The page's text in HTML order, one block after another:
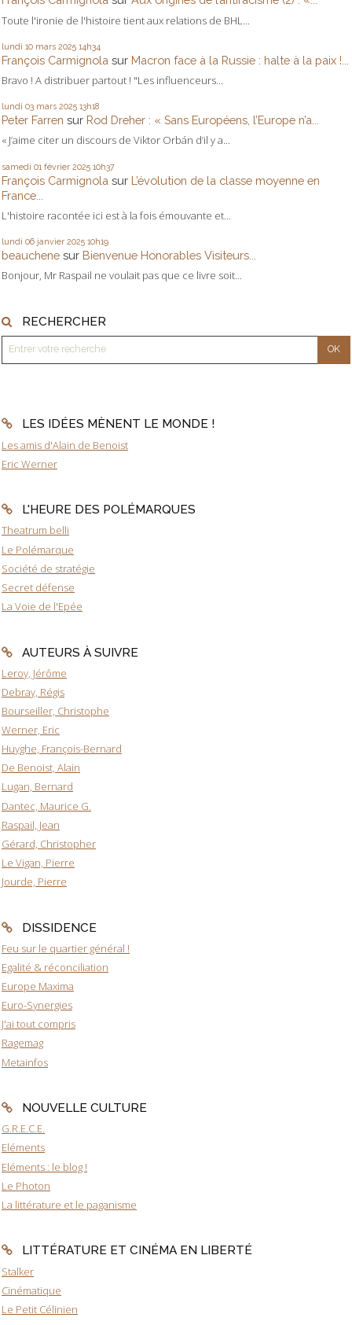
Toute l'ironie de l'histoire tient aux relations de BHL...
lundi 10 mars 2025 14h34
François Carmignola sur Macron face à la Russie : halte à la paix !...
Bravo ! A distribuer partout ! "Les influenceurs...
lundi 03 mars 2025 13h18
Peter Farren sur Rod Dreher : « Sans Européens, l’Europe n’a...
« J’aime citer un discours de Viktor Orbán d’il y a...
samedi 01 février 2025 10h37
François Carmignola sur L’évolution de la classe moyenne en
France...
L'histoire racontée ici est à la fois émouvante et...
lundi 06 janvier 2025 10h19
beauchene sur Bienvenue Honorables Visiteurs...
Bonjour, Mr Raspail ne voulait pas que ce livre soit...
RECHERCHER
LES IDÉES MÈNENT LE MONDE !
Les amis d'Alain de Benoist
Eric Werner
L'HEURE DES POLÉMARQUES
Theatrum belli
Le Polémarque
Société de stratégie
Secret défense
La Voie de l'Epée
AUTEURS À SUIVRE
Leroy, Jérôme
Debray, Régis
Bourseiller, Christophe
Werner, Eric
Huyghe, François-Bernard
De Benoist, Alain
Lugan, Bernard
Dantec, Maurice G.
Raspail, Jean
Gérard, Christopher
Le Vigan, Pierre
Jourde, Pierre
DISSIDENCE
Feu sur le quartier général !
Egalité & réconciliation
Europe Maxima
Euro-Synergies
J'ai tout compris
Ragemag
Metainfos
NOUVELLE CULTURE
G.R.E.C.E.
Eléments
Eléments : le blog !
Le Photon
La littérature et le paganisme
LITTÉRATURE ET CINÉMA EN LIBERTÉ
Stalker
Cinématique
Le Petit Célinien